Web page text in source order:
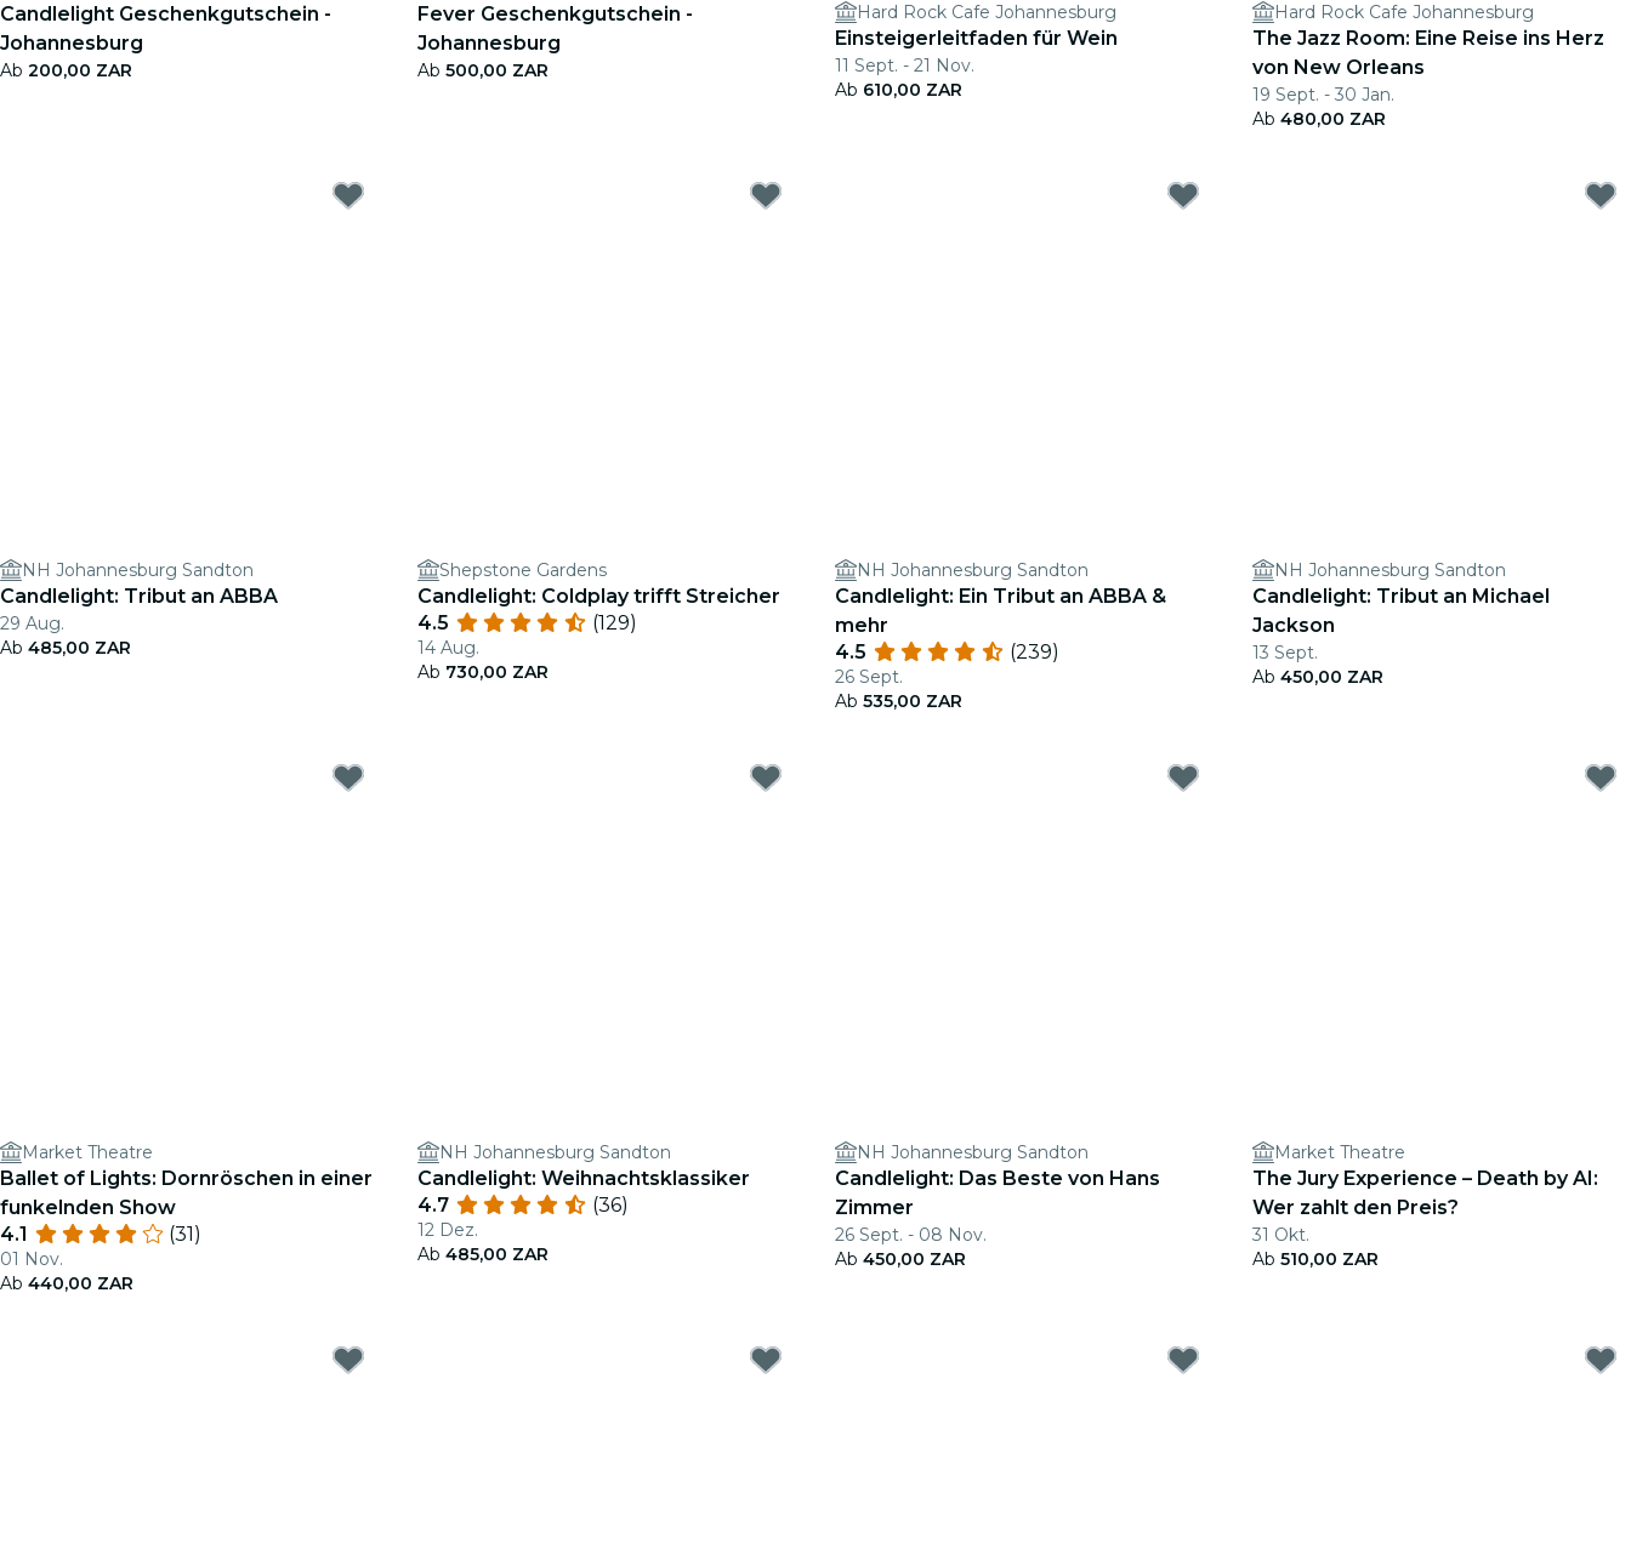
Candlelight Geschenkgutschein -
Johannesburg
Ab 200,00 ZAR
Fever Geschenkgutschein -
Johannesburg
Ab 500,00 ZAR
Hard Rock Cafe Johannesburg
Einsteigerleitfaden für Wein
11 Sept. - 21 Nov.
Ab 610,00 ZAR
Hard Rock Cafe Johannesburg
The Jazz Room: Eine Reise ins Herz
von New Orleans
19 Sept. - 30 Jan.
Ab 480,00 ZAR
NH Johannesburg Sandton
Candlelight: Tribut an ABBA
29 Aug.
Ab 485,00 ZAR
Shepstone Gardens
Candlelight: Coldplay trifft Streicher
4.5
(129)
14 Aug.
Ab 730,00 ZAR
NH Johannesburg Sandton
Candlelight: Ein Tribut an ABBA &
mehr
4.5
(239)
26 Sept.
Ab 535,00 ZAR
NH Johannesburg Sandton
Candlelight: Tribut an Michael
Jackson
13 Sept.
Ab 450,00 ZAR
Market Theatre
Ballet of Lights: Dornröschen in einer
funkelnden Show
4.1
(31)
01 Nov.
Ab 440,00 ZAR
NH Johannesburg Sandton
Candlelight: Weihnachtsklassiker
4.7
(36)
12 Dez.
Ab 485,00 ZAR
NH Johannesburg Sandton
Candlelight: Das Beste von Hans
Zimmer
26 Sept. - 08 Nov.
Ab 450,00 ZAR
Market Theatre
The Jury Experience – Death by AI:
Wer zahlt den Preis?
31 Okt.
Ab 510,00 ZAR